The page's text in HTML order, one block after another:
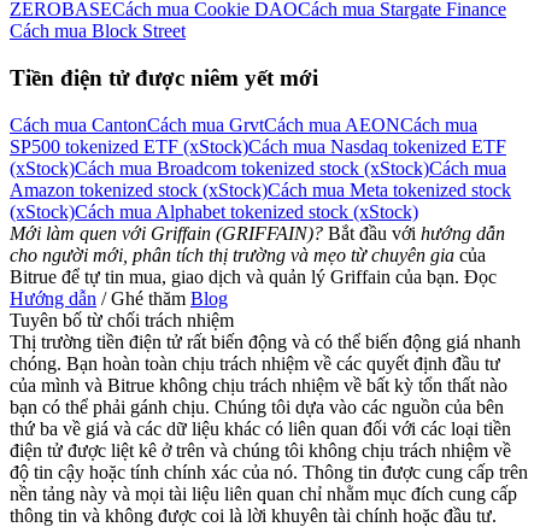
ZEROBASECách mua Cookie DAOCách mua Stargate Finance
Cách mua Block Street
Tiền điện tử được niêm yết mới
Cách mua CantonCách mua GrvtCách mua AEONCách mua
SP500 tokenized ETF (xStock)Cách mua Nasdaq tokenized ETF
(xStock)Cách mua Broadcom tokenized stock (xStock)Cách mua
Amazon tokenized stock (xStock)Cách mua Meta tokenized stock
(xStock)Cách mua Alphabet tokenized stock (xStock)
Mới làm quen với Griffain (GRIFFAIN)? Bắt đầu với hướng dẫn
cho người mới, phân tích thị trường và mẹo từ chuyên gia của
Bitrue để tự tin mua, giao dịch và quản lý Griffain của bạn. Đọc
Hướng dẫn / Ghé thăm Blog
Tuyên bố từ chối trách nhiệm
Thị trường tiền điện tử rất biến động và có thể biến động giá nhanh
chóng. Bạn hoàn toàn chịu trách nhiệm về các quyết định đầu tư
của mình và Bitrue không chịu trách nhiệm về bất kỳ tổn thất nào
bạn có thể phải gánh chịu. Chúng tôi dựa vào các nguồn của bên
thứ ba về giá và các dữ liệu khác có liên quan đối với các loại tiền
điện tử được liệt kê ở trên và chúng tôi không chịu trách nhiệm về
độ tin cậy hoặc tính chính xác của nó. Thông tin được cung cấp trên
nền tảng này và mọi tài liệu liên quan chỉ nhằm mục đích cung cấp
thông tin và không được coi là lời khuyên tài chính hoặc đầu tư.